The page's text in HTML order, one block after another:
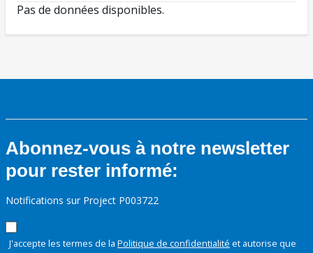
Pas de données disponibles.
Abonnez-vous à notre newsletter
pour rester informé:
Notifications sur Project P003722
J'accepte les termes de la Politique de confidentialité et autorise que